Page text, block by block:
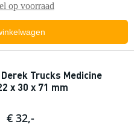
op voorraad
Trucks Medicine
x 30 x 71 mm
€ 32,-